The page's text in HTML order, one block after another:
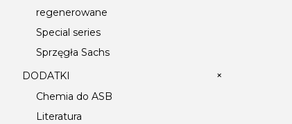
regenerowane
Special series
Sprzęgła Sachs
DODATKI
+
Chemia do ASB
Literatura